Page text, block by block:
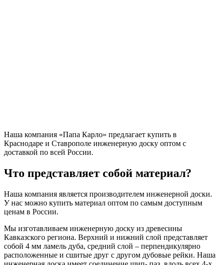
Наша компания «Папа Карло» предлагает купить в
Краснодаре и Ставрополе инженерную доску оптом с
доставкой по всей России.
Что представляет собой материал?
Наша компания является производителем инженерной доски.
У нас можно купить материал оптом по самым доступным
ценам в России.
Мы изготавливаем инженерную доску из древесины
Кавказского региона. Верхний и нижний слой представляет
собой 4 мм ламель дуба, средний слой – перпендикулярно
расположенные и сшитые друг с другом дубовые рейки. Наша